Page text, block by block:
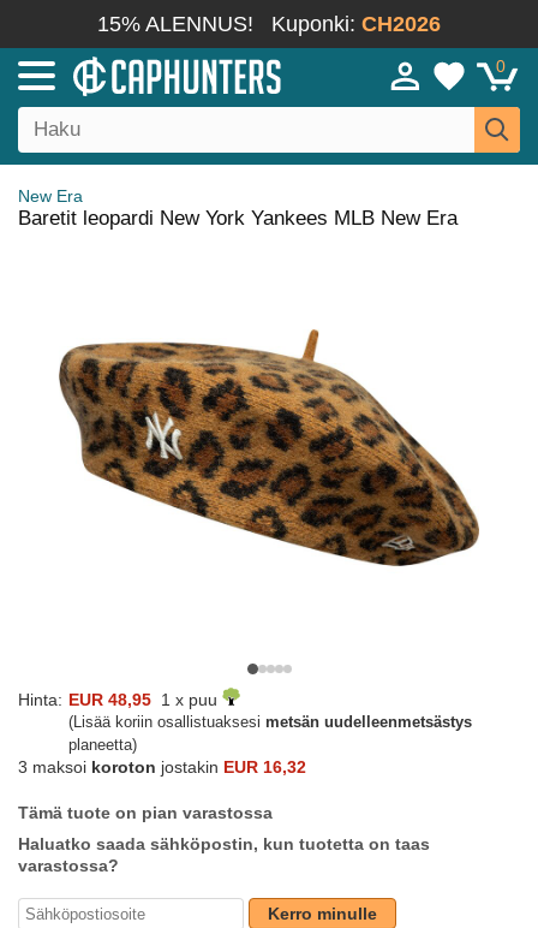
15% ALENNUS! Kuponki: CH2026
0
New Era
Baretit leopardi New York Yankees MLB New Era
Hinta: EUR 48,95 1 x puu
(Lisää koriin osallistuaksesi metsän uudelleenmetsästys
planeetta)
3 maksoi koroton jostakin EUR 16,32
Tämä tuote on pian varastossa
Haluatko saada sähköpostin, kun tuotetta on taas
varastossa?
Kerro minulle